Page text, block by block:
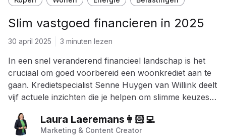
Slim vastgoed financieren in 2025
30 april 2025 3 minuten lezen
In een snel veranderend financieel landschap is het
cruciaal om goed voorbereid een woonkrediet aan te
gaan. Kredietspecialist Senne Huygen van Willink deelt
vijf actuele inzichten die je helpen om slimme keuzes
kredietvoorwaarden tot strategisch inzetten van je
spaargeld en alternatieve leenformules zoals bullet-
Laura Laeremans👩🏻‍💻
Marketing & Content Creator